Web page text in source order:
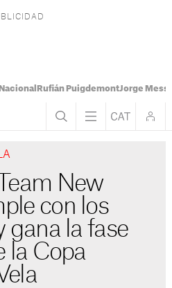
Rufián PuigdemontJorge Messi
New
con los
gana la fase
la Copa